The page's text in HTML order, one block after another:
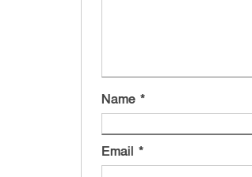
Name *
Email *